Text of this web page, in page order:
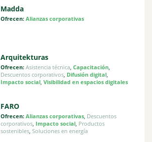
Madda
Ofrecen: Alianzas corporativas
Arquitekturas
Ofrecen: Asistencia técnica, Capacitación,
Descuentos corporativos, Difusión digital,
Impacto social, Visibilidad en espacios digitales
FARO
Ofrecen: Alianzas corporativas, Descuentos
corporativos, Impacto social, Productos
sostenibles, Soluciones en energía